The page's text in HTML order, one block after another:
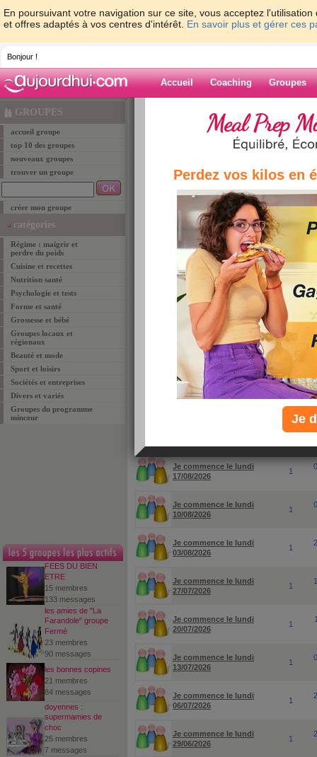
En poursuivant votre navigation sur ce site, vous acceptez
et offres adaptés à vos centres d'intérêt. En savoir plus et gérer ces
Bonjour !
Accueil Coaching Groupes
GROUPES
accueil groupe
top 10 des groupes
nouveaux groupes
trouver un groupe
créer mon groupe
catégories
Régime : maigrir et
perdre du poids
Cuisine et recettes
Nutrition santé
Psychologie et tests
Forme et santé
Grossesse et bébé
Groupes locaux et
régionaux
Beauté et mode
Sport et loisirs
Sociétés et entreprises
Divers et variés
Groupes du programme
minceur
FEES DU BIEN
ETRE
15 membres
133 messages
les amies de "La
Farandole" groupe
Fermé
23 membres
90 messages
les bonnes copines
21 membres
84 messages
doyennes :
supermamies de
choc
25 membres
7 messages
Les groupes
Ces groupes rassemblent toutes les
pourrez ainsi vous faire rapidement des
surtout de vos premiers résultats. Vous
auquel vous allez commencer à maigrir. Il ne
de votre nouveau groupe pour vous soutenir
astuces minceur et suivez les progrès de vos
programme (ex: St-Sylvestre si vous
pour rechercher un groupe ou un sujet
Je commence le lundi
17/08/2026
1
Je commence le lundi
10/08/2026
1
Je commence le lundi
03/08/2026
1
Je commence le lundi
27/07/2026
1
Je commence le lundi
20/07/2026
1
Je commence le lundi
13/07/2026
1
Je commence le lundi
06/07/2026
1
Je commence le lundi
29/06/2026
1
Perdez vos kilos en
Je